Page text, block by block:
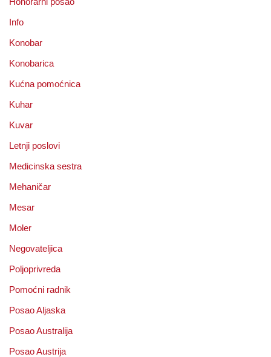
Info
Konobar
Konobarica
Kućna pomoćnica
Kuhar
Kuvar
Letnji poslovi
Medicinska sestra
Mehaničar
Mesar
Moler
Negovateljica
Poljoprivreda
Pomoćni radnik
Posao Aljaska
Posao Australija
Posao Austrija